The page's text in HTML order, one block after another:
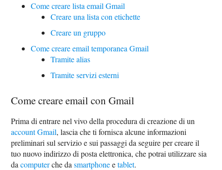
Come creare lista email Gmail
Creare una lista con etichette
Creare un gruppo
Come creare email temporanea Gmail
Tramite alias
Tramite servizi esterni
Come creare email con Gmail
Prima di entrare nel vivo della procedura di creazione di un
account Gmail, lascia che ti fornisca alcune informazioni
preliminari sul servizio e sui passaggi da seguire per creare il
tuo nuovo indirizzo di posta elettronica, che potrai utilizzare sia
dacomputerche dasmartphoneetablet.